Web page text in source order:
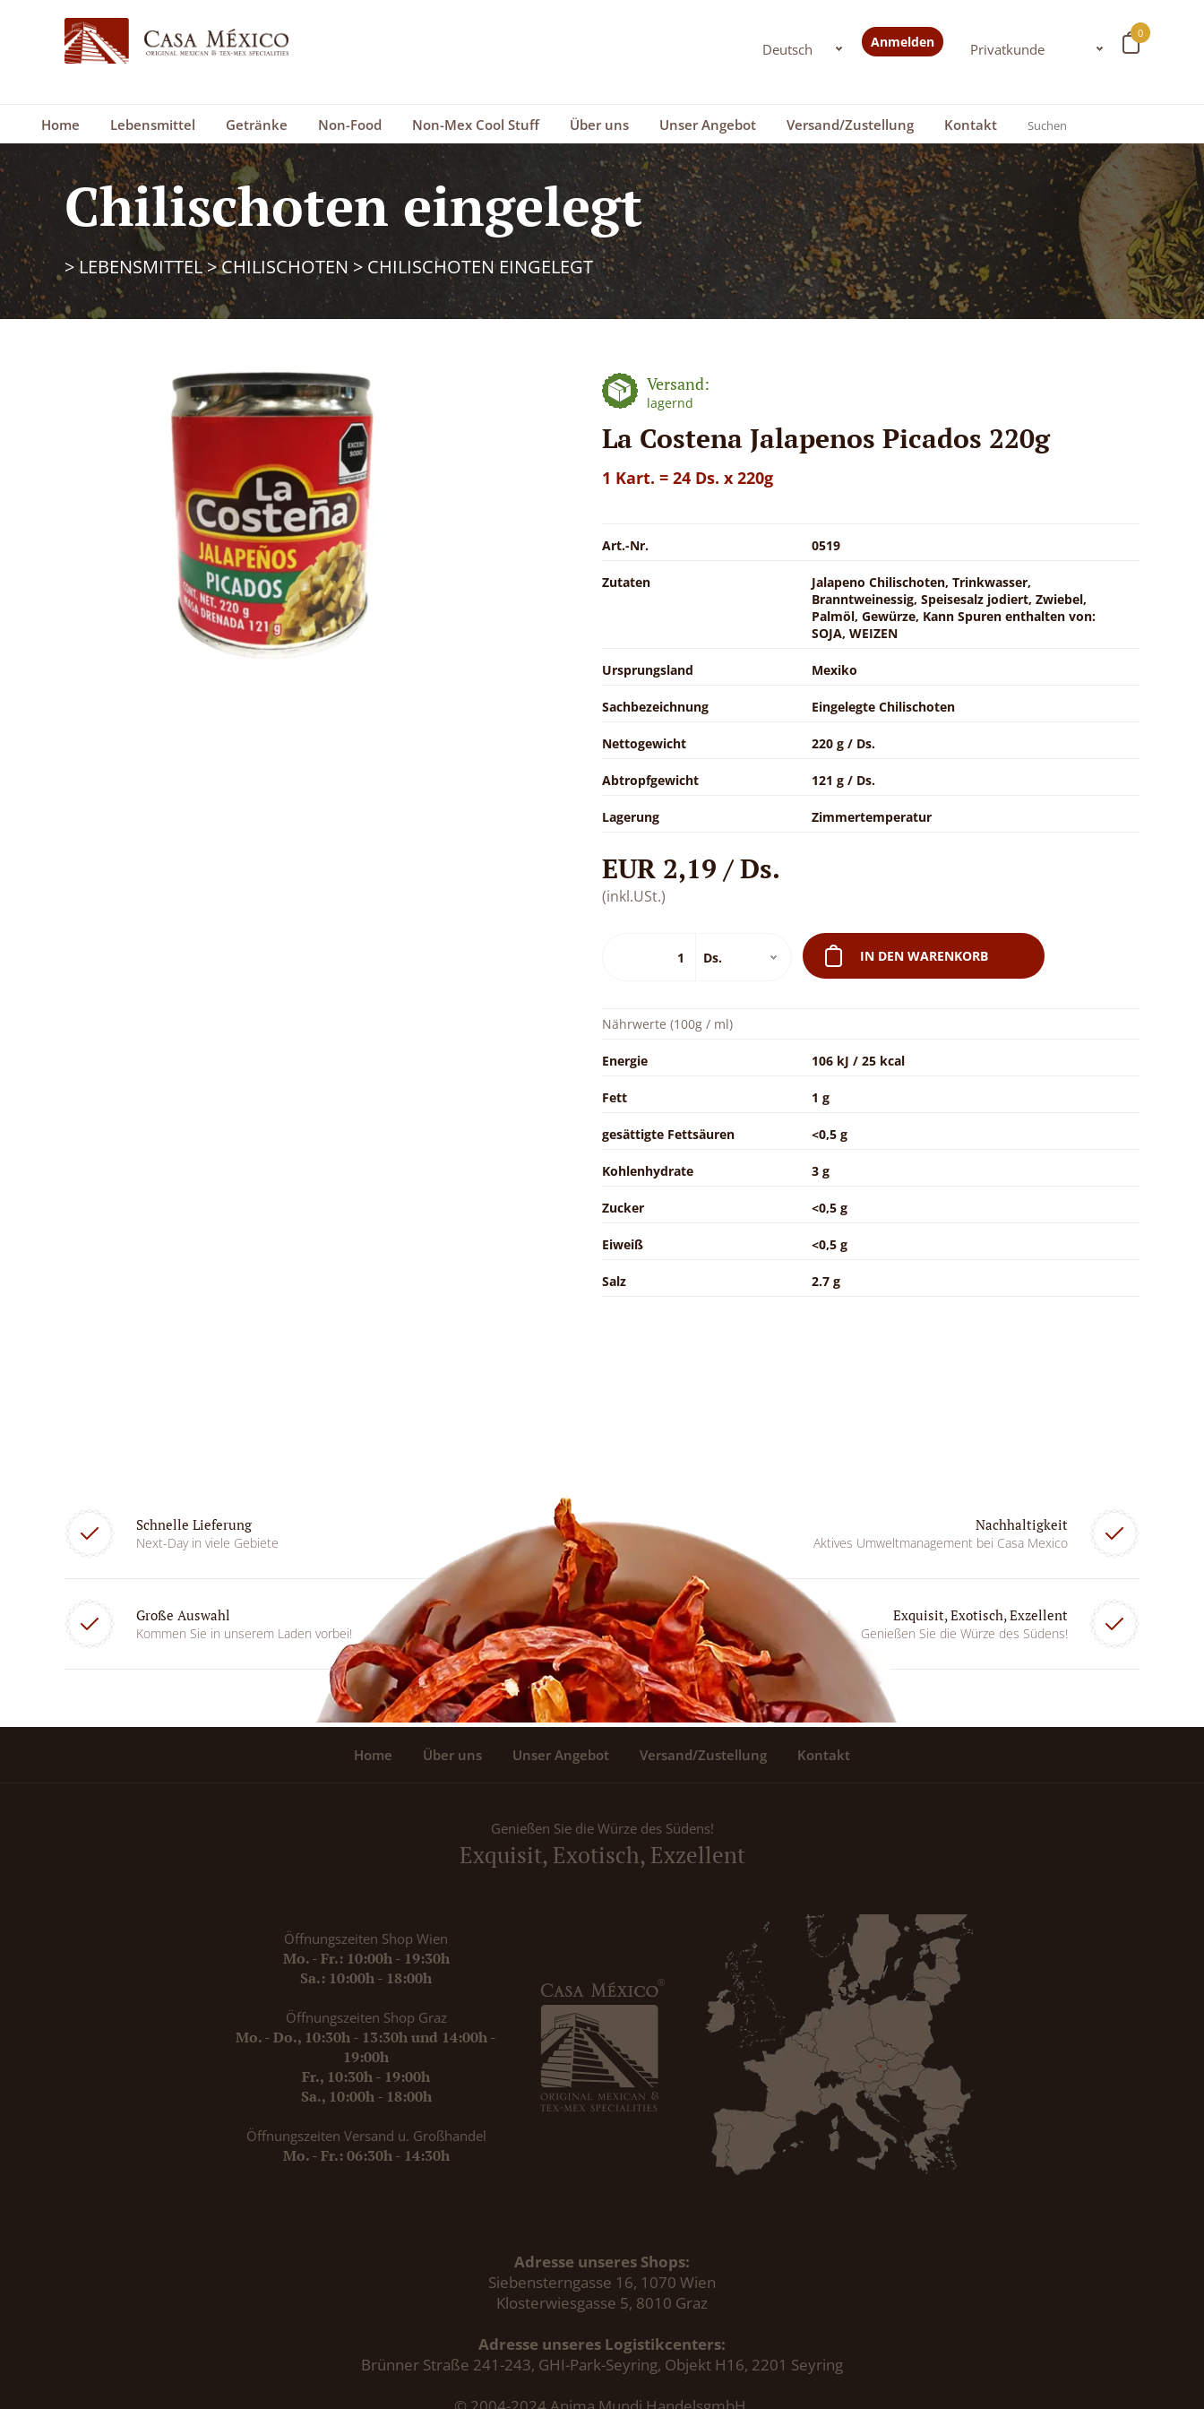
0
Anmelden
Home Lebensmittel Getränke Non-Food Non-Mex Cool Stuff Über uns Unser Angebot Versand/Zustellung Kontakt
Chilischoten eingelegt
>LEBENSMITTEL>CHILISCHOTEN > CHILISCHOTEN EINGELEGT
Versand:
lagernd
La Costena Jalapenos Picados 220g
1 Kart. = 24 Ds. x 220g
Art.-Nr. 0519
Zutaten
Jalapeno Chilischoten, Trinkwasser,
Branntweinessig, Speisesalz jodiert, Zwiebel,
Palmöl, Gewürze, Kann Spuren enthalten von:
SOJA, WEIZEN
Ursprungsland Mexiko
Sachbezeichnung Eingelegte Chilischoten
Nettogewicht 220 g / Ds.
Abtropfgewicht 121 g / Ds.
Lagerung Zimmertemperatur
EUR 2,19 / Ds.
(inkl.USt.)
IN DEN WARENKORB
Nährwerte (100g / ml)
Energie 106 kJ / 25 kcal
Fett 1 g
gesättigte Fettsäuren <0,5 g
Kohlenhydrate 3 g
Zucker <0,5 g
Eiweiß <0,5 g
Salz 2.7 g
Schnelle Lieferung
Next-Day in viele Gebiete
Nachhaltigkeit
Aktives Umweltmanagement bei Casa Mexico
Große Auswahl
Kommen Sie in unserem Laden vorbei!
Exquisit, Exotisch, Exzellent
Genießen Sie die Würze des Südens!
Home Über uns Unser Angebot Versand/Zustellung Kontakt
Genießen Sie die Würze des Südens!
Exquisit, Exotisch, Exzellent
Öffnungszeiten Shop Wien
Mo. - Fr.: 10:00h - 19:30h
Sa.: 10:00h - 18:00h
Öffnungszeiten Shop Graz
Mo. - Do., 10:30h - 13:30h und 14:00h -
19:00h
Fr., 10:30h - 19:00h
Sa., 10:00h - 18:00h
Öffnungszeiten Versand u. Großhandel
Mo. - Fr.: 06:30h - 14:30h
Adresse unseres Shops:
Siebensterngasse 16, 1070 Wien
Klosterwiesgasse 5, 8010 Graz
Adresse unseres Logistikcenters:
Brünner Straße 241-243, GHI-Park-Seyring, Objekt H16, 2201 Seyring